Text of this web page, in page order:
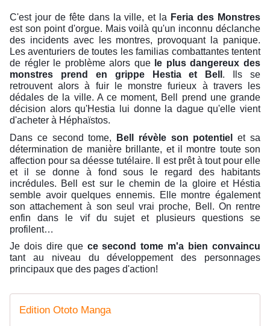
C'est jour de fête dans la ville, et la Feria des Monstres
est son point d'orgue. Mais voilà qu'un inconnu déclanche
des incidents avec les montres, provoquant la panique.
Les aventuriers de toutes les familias combattantes tentent
de régler le problème alors que le plus dangereux des
monstres prend en grippe Hestia et Bell .
Ils se
retrouvent alors à fuir le monstre furieux à travers les
dédales de la ville. A ce moment, Bell prend une grande
décision alors qu'Hestia lui donne la dague qu'elle vient
d'acheter à Héphaïstos.
Dans ce second tome,
Bell révèle son potentiel
et sa
déterminationde manière brillante, et il montre toute son
affection pour sa déesse tutélaire. Il est prêt à tout pourelle
etil se donne à fond sous le regard des habitants
incrédules. Bell est sur le chemin de la gloire et Héstia
semble avoir quelques ennemis.
Elle montre également
son attachement à son seul vrai proche,
Bell . On rentre
enfin dans le vif du sujet et plusieurs questions se
profilent…
Je dois dire que ce second tome m'a bien convaincu
tant au niveau du développement des personnages
principaux que des pages d'action!
Edition Ototo Manga